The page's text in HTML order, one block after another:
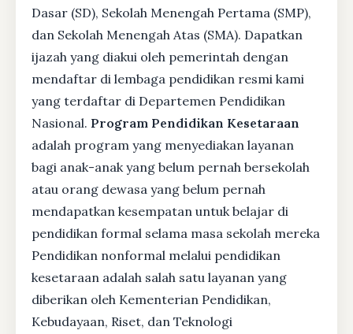
Dasar (SD), Sekolah Menengah Pertama (SMP),
dan Sekolah Menengah Atas (SMA). Dapatkan
ijazah yang diakui oleh pemerintah dengan
mendaftar di lembaga pendidikan resmi kami
yang terdaftar di Departemen Pendidikan
Nasional. Program Pendidikan Kesetaraan
adalah program yang menyediakan layanan
bagi anak-anak yang belum pernah bersekolah
atau orang dewasa yang belum pernah
mendapatkan kesempatan untuk belajar di
pendidikan formal selama masa sekolah mereka
Pendidikan nonformal melalui pendidikan
kesetaraan adalah salah satu layanan yang
diberikan oleh Kementerian Pendidikan,
Kebudayaan, Riset, dan Teknologi